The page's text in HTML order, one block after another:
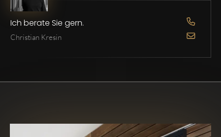
Ich berate Sie gern.
Christian Kresin
OPEN
OPEN